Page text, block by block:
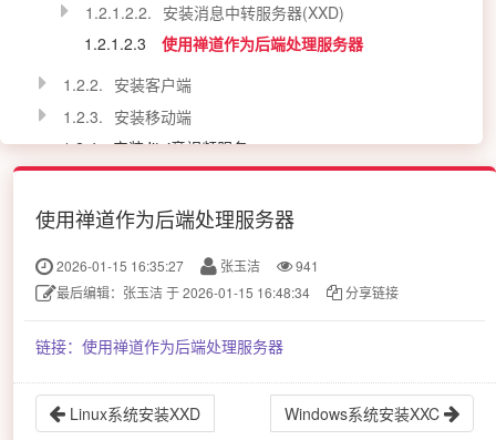
1.2.1.2.2. 安装消息中转服务器(XXD)
1.2.1.2.3
使用禅道作为后端处理服务器
1.2.2. 安装客户端
1.2.3. 安装移动端
1.2.4
安装Jitsi音视频服务
1.2.6
CentOS/Ubuntu下安装Docker
1.3. 喧喧 7.x 版本
3
常见错误处理
使用禅道作为后端处理服务器
2026-01-15 16:35:27 张玉洁
941
最后编辑：张玉洁 于 2026-01-15 16:48:34
分享链接
链接：使用禅道作为后端处理服务器
Linux系统安装XXD Windows系统安装XXC